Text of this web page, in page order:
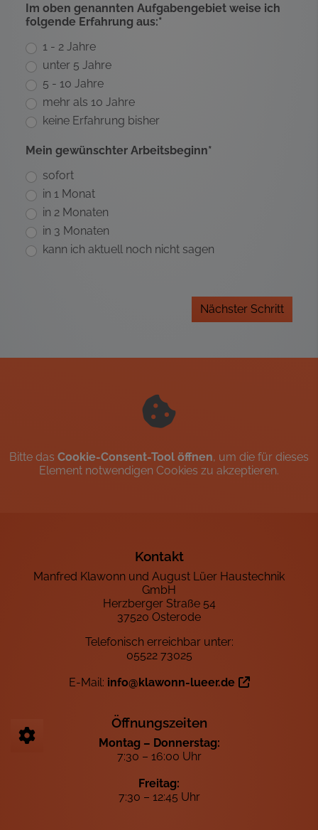
Im oben genannten Aufgabengebiet weise ich
folgende Erfahrung aus:*
1 - 2 Jahre
unter 5 Jahre
5 - 10 Jahre
mehr als 10 Jahre
keine Erfahrung bisher
Mein gewünschter Arbeitsbeginn*
sofort
in 1 Monat
in 2 Monaten
in 3 Monaten
kann ich aktuell noch nicht sagen
Nächster Schritt
Bitte das Cookie-Consent-Tool öffnen, um die für dieses
Element notwendigen Cookies zu akzeptieren.
Footer - Kontaktdaten und Öffnungszeiten
Kontakt
Manfred Klawonn und August Lüer Haustechnik
GmbH
Herzberger Straße 54
37520 Osterode
Telefonisch erreichbar unter:
05522 73025
E-Mail: info@klawonn-lueer.de
Öffnungszeiten
Montag – Donnerstag:
7:30 – 16:00 Uhr
Freitag:
7:30 – 12:45 Uhr